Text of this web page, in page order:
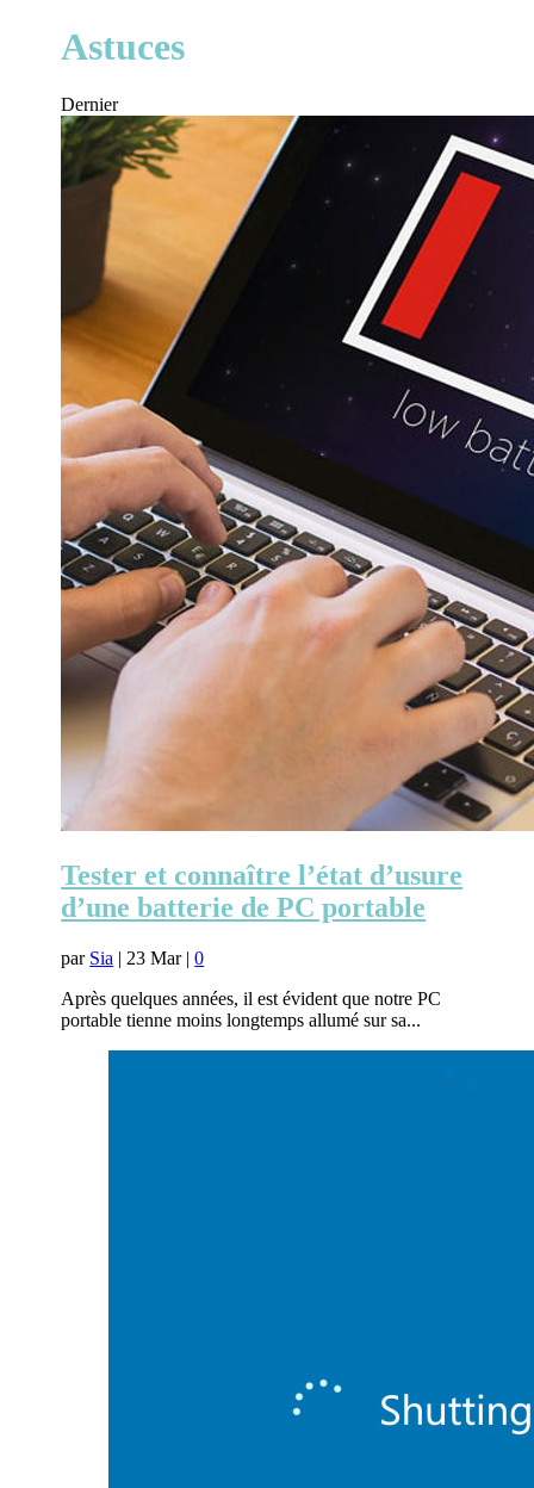
Astuces
Dernier
Tester et connaître l’état d’usure
d’une batterie de PC portable
par Sia | 23 Mar|0
Après quelques années, il est évident que notre PC
portable tienne moins longtemps allumé sur sa...